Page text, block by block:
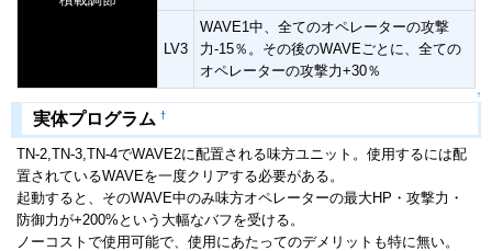
LV3
WAVE1中、全てのオペレーターの攻撃
力-15％。その後のWAVEごとに、全ての
オペレーターの攻撃力+30％
↑
実体プログラム †
TN-2,TN-3,TN-4でWAVE2に配置される味方ユニット。使用するには配
置されているWAVEを一度クリアする必要がある。
起動すると、そのWAVE中のみ味方オペレーターの最大HP・攻撃力・
防御力が+200%という大幅なバフを受ける。
ノーコストで使用可能で、使用にあたってのデメリットも特に無い。